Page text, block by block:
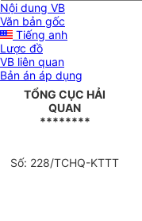
Nội dung VB
Văn bản gốc
Tiếng anh
Lược đồ
VB liên quan
Bản án áp dụng
TỔNG CỤC HẢI
QUAN
********
Số: 228/TCHQ-KTTT